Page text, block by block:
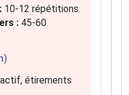
10-12 répétitions.
: 45-60
étirements